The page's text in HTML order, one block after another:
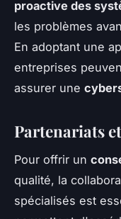
proactive des
les problèmes
En adoptant une
entreprises
assurer une
Partenariats
Pour offrir un
qualité, la
spécialisés est